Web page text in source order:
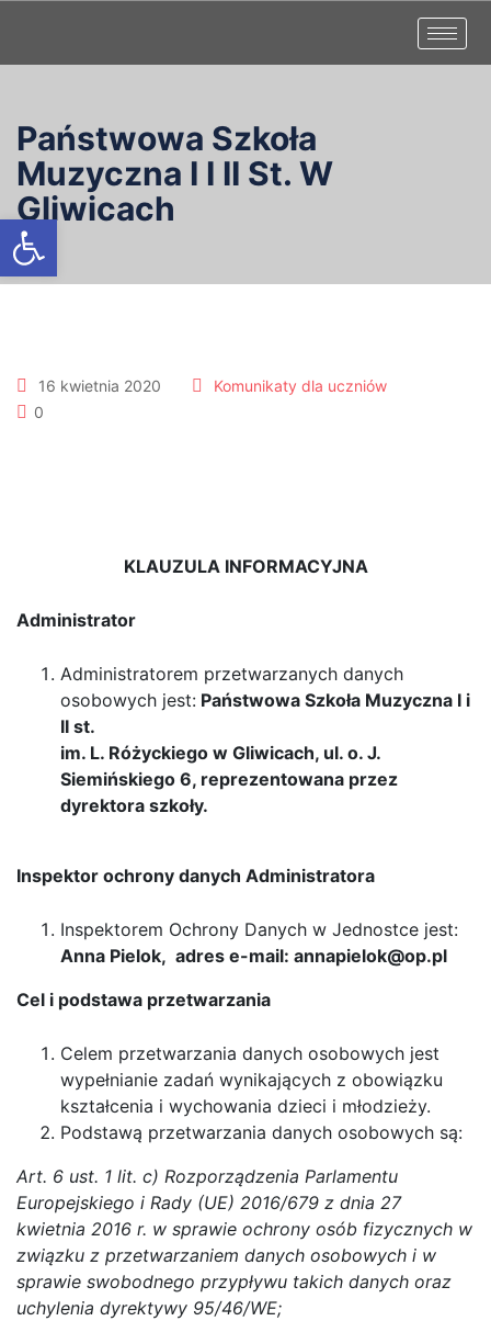
Otwórz pasek narzędzi
Państwowa Szkoła
Muzyczna I I II St. W
Gliwicach
16 kwietnia 2020
Komunikaty dla uczniów
0
KLAUZULA INFORMACYJNA
Administrator
Administratorem przetwarzanych danych
osobowych jest: Państwowa Szkoła Muzyczna I i
II st.
im. L. Różyckiego w Gliwicach, ul. o. J.
Siemińskiego 6, reprezentowana przez
dyrektora szkoły.
Inspektor ochrony danych Administratora
Inspektorem Ochrony Danych w Jednostce jest:
Anna Pielok, adres e-mail: annapielok@op.pl
Cel i podstawa przetwarzania
Celem przetwarzania danych osobowych jest
wypełnianie zadań wynikających z obowiązku
kształcenia i wychowania dzieci i młodzieży.
Podstawą przetwarzania danych osobowych są:
Art. 6 ust. 1 lit. c) Rozporządzenia Parlamentu
Europejskiego i Rady (UE) 2016/679 z dnia 27
kwietnia 2016 r. w sprawie ochrony osób fizycznych w
związku z przetwarzaniem danych osobowych i w
sprawie swobodnego przypływu takich danych oraz
uchylenia dyrektywy 95/46/WE;